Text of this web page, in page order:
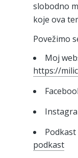
slobodno
koje ova
Povežimo
Moj
https://
Podkast
podkast